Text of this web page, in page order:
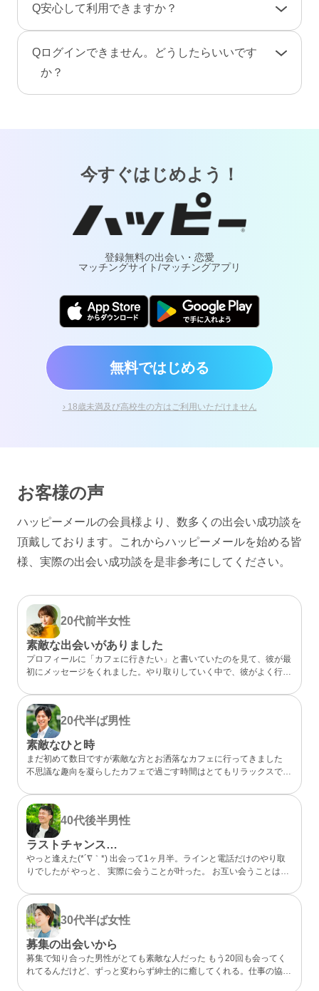
となります。（1P＝約10円、消費ポイントはサ
ービスによって異なります）
また、検索結果にあなたのプロフィールが表示
されないように設定することもできます。
手続き」から行えます。
画・メッセージ・ポイント（コイン）などのア
カウント情報はすべて削除されます。復旧や返
金はできませんのでご注意ください。
Q安心して利用できますか？
ービスでは24時間365日体制で有人による監視・
通報対応・年齢確認を行っております。
Qログインできません。どうしたらいいです
か？
今すぐはじめよう！
登録無料の出会い・恋愛
マッチングサイト/マッチングアプリ
無料ではじめる
› 18歳未満及び高校生の方はご利用いただけません
お客様の声
ハッピーメールの会員様より、数多くの出会い成功談を
頂戴しております。
これからハッピーメールを始める皆
様、実際の出会い成功談を是非参考にしてください。
20代前半女性
素敵な出会いがありました
プロフィールに「カフェに行きたい」と書いていたのを見て、彼が最
初にメッセージをくれました。やり取りしていく中で、彼がよく行く
となく気になるところが一緒だったので、私的には今までになくメッ
セージが盛り上がり嬉しかったです。 カフェに誘ってもらい、実際
にお会いするととっても話しやすくて、時間があっという間。 少し
年上でしたが、気を使わずに話せる感じが心地よくて、「また会いた
いな」と素直に伝えました。彼のちょっと嬉しそうな顔をみたら、思
わずドキドキしました。 成功談でいいのか…まだどうなるかはわか
らないけど、出会えてよかったと思える人になりました。
20代半ば男性
素敵なひと時
まだ初めて数日ですが素敵な方とお洒落なカフェに行ってきました
不思議な趣向を凝らしたカフェで過ごす時間はとてもリラックスでき
もお互い良い出会いを探したいですね
40代後半男性
ラストチャンス…
やっと逢えた(*´∇｀*) 出会って1ヶ月半。ラインと電話だけのやり取
りでしたが やっと、 実際に会うことが叶った。 お互い会うことは諦
の可愛い、 メガネの似合う、 タイプの方でした。 ホント、大切にし
たいと思った。 また会う約束もできた。 こんな僕と… ありがとう(*
´∇｀*)
30代半ば女性
募集の出会いから
募集で知り合った男性がとても素敵な人だった もう20回も会ってく
れてるんだけど、ずっと変わらず紳士的に癒してくれる。仕事の協力